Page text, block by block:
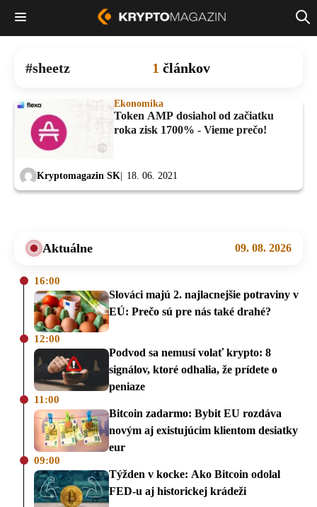
sheetz 1 článkov
Ekonomika
Token AMP dosiahol od začiatku
roka zisk 1700% - Vieme prečo!
Kryptomagazin SK 18. 06. 2021
Aktuálne 09. 08. 2026
16:00
Slováci majú 2. najlacnejšie potraviny v
EÚ: Prečo sú pre nás také drahé?
12:00
Podvod sa nemusí volať krypto: 8
signálov, ktoré odhalia, že prídete o
peniaze
11:00
Bitcoin zadarmo: Bybit EU rozdáva
novým aj existujúcim klientom desiatky
eur
09:00
Týžden v kocke: Ako Bitcoin odolal
FED-u aj historickej krádeži